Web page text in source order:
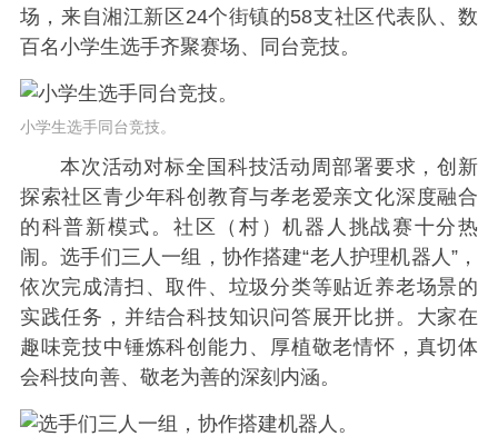
场，来自湘江新区24个街镇的58支社区代表队、数
百名小学生选手齐聚赛场、同台竞技。
小学生选手同台竞技。
本次活动对标全国科技活动周部署要求，创新
探索社区青少年科创教育与孝老爱亲文化深度融合
的科普新模式。社区（村）机器人挑战赛十分热
闹。选手们三人一组，协作搭建“老人护理机器人”，
依次完成清扫、取件、垃圾分类等贴近养老场景的
实践任务，并结合科技知识问答展开比拼。大家在
趣味竞技中锤炼科创能力、厚植敬老情怀，真切体
会科技向善、敬老为善的深刻内涵。